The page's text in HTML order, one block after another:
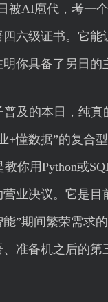
被AI庖代，考一
四六级证书。它能
你具备了另日的
的本日，纯真
+懂数据”的复合
你用Python或
业决议。它是目
”期间繁荣需求
准备机之后的第